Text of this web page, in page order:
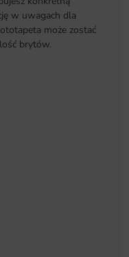
w uwagach dla
może zostać
brytów.